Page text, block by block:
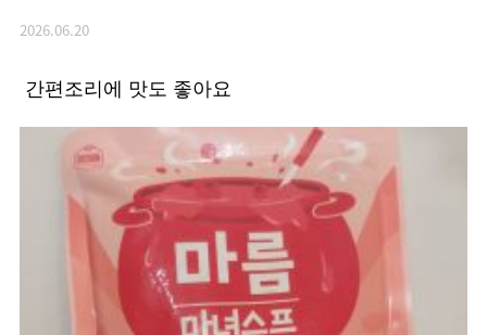
2026.06.20
간편조리에 맛도 좋아요